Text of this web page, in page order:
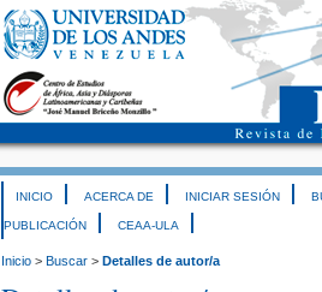
INICIO ACERCA DE INICIAR SESIÓN
PUBLICACIÓN CEAA-ULA
Inicio > Buscar > Detalles de autor/a